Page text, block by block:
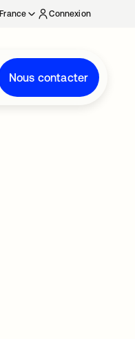
France Connexion
Nous contacter